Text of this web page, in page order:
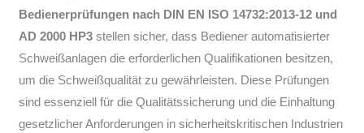
Bedienerprüfungen nach DIN EN ISO 14732:2013-12 und
AD 2000 HP3 stellen sicher, dass Bediener automatisierter
Schweißanlagen die erforderlichen Qualifikationen besitzen,
um die Schweißqualität zu gewährleisten. Diese Prüfungen
sind essenziell für die Qualitätssicherung und die Einhaltung
gesetzlicher Anforderungen in sicherheitskritischen Industrien